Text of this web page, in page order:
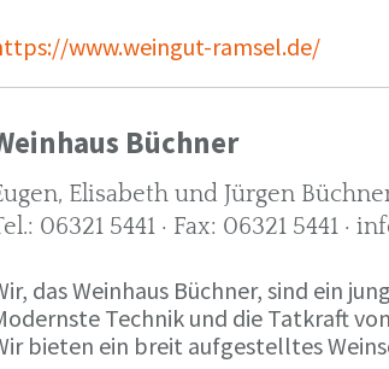
www.weingut-ramsel.de/
Büchner
Elisabeth und Jürgen
06321 5441 · Fax: 06321 5441 ·
das Weinhaus Büchner, sind ein
Technik und die Tatkraft
bieten ein breit aufgestelltes